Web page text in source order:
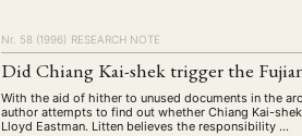
Nr. 58 (1996) RESEARCH NOTE
Did Chiang Kai-shek trigger the
With the aid of hither to unused documents in the
author attempts to find out whether Chiang Kai-
Lloyd Eastman. Litten believes the responsibility …